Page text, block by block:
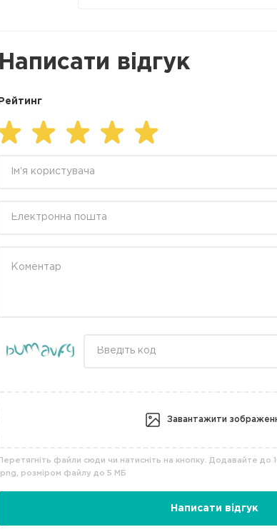
Написати відгук
Рейтинг
Завантажити
Перетягніть файли сюди чи натисніть на кнопку. Додавайте
.png, розміром файлу до 5 МБ
Написати відгук